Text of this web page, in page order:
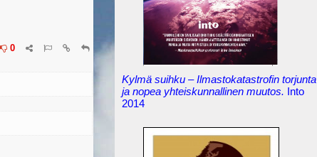
Kylmä suihku – Ilmastokatastrofin torjunta
ja nopea yhteiskunnallinen muutos. Into
2014
0